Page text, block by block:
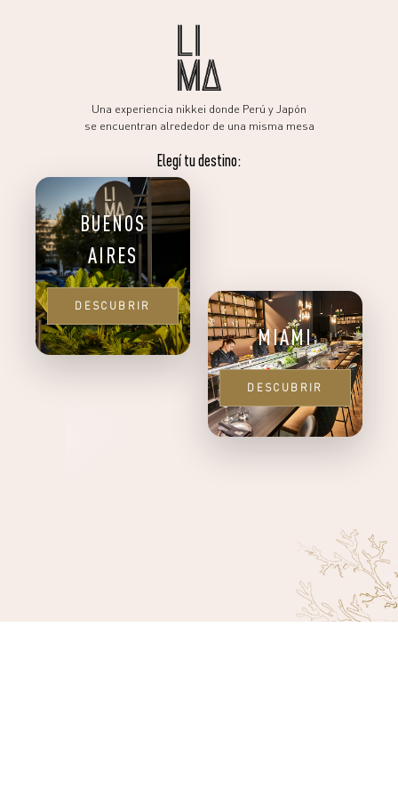
Una experiencia nikkei donde Perú y Japón
se encuentran alrededor de una misma mesa
Elegí tu destino:
BUENOS
AIRES
DESCUBRIR
MIAMI
DESCUBRIR